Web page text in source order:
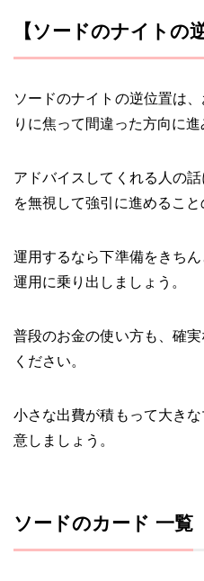
【ソードのナイトの
ソードのナイトの逆位置は
りに焦って間違った方向に進
アドバイスしてくれる人の
を無視して強引に進めること
運用するなら下準備をきち
運用に乗り出しましょう。
普段のお金の使い方も、確
ください。
小さな出費が積もって大き
意しましょう。
ソードのカード 一覧